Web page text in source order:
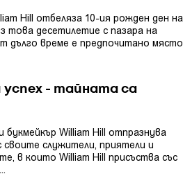
Hill отбеляза 10-ия рожден ден на
това десетилетие с пазара на
дълго време е предпочитано място
успех - тайната са
William Hill отпразнува
своите служители, приятели и
в които William Hill присъства със